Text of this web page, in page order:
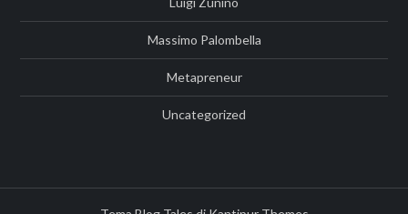
Massimo Palombella
Metapreneur
Uncategorized